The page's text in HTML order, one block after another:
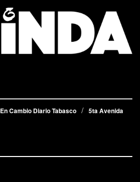
En Cambio Diario Tabasco
5ta Avenida